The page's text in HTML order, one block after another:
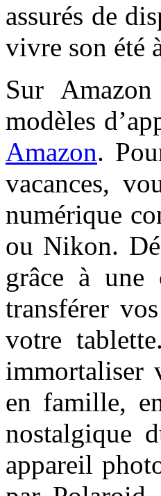
assurés de
vivre son été
Sur
modèles
Amazon.
vacances,
numérique
ou Nikon.
grâce à une
transférer
votre
immortaliser
en famille,
nostalgique
appareil